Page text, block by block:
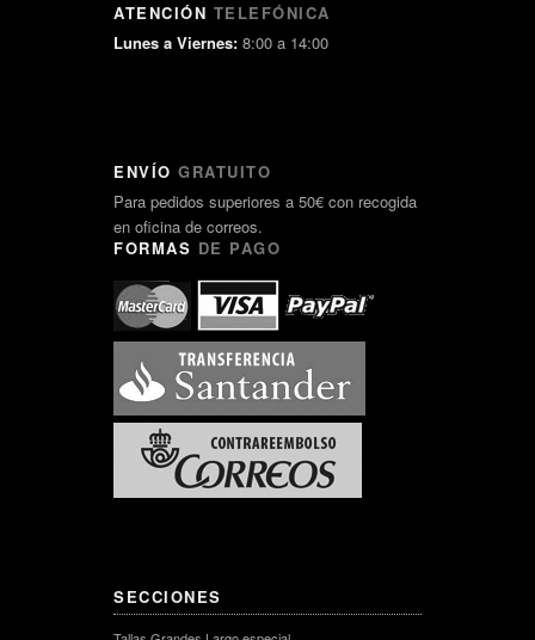
ATENCIÓN TELEFÓNICA
Lunes a Viernes: 8:00 a 14:00
ENVÍO GRATUITO
Para pedidos superiores a 50€ con recogida
en oficina de correos.
FORMAS DE PAGO
SECCIONES